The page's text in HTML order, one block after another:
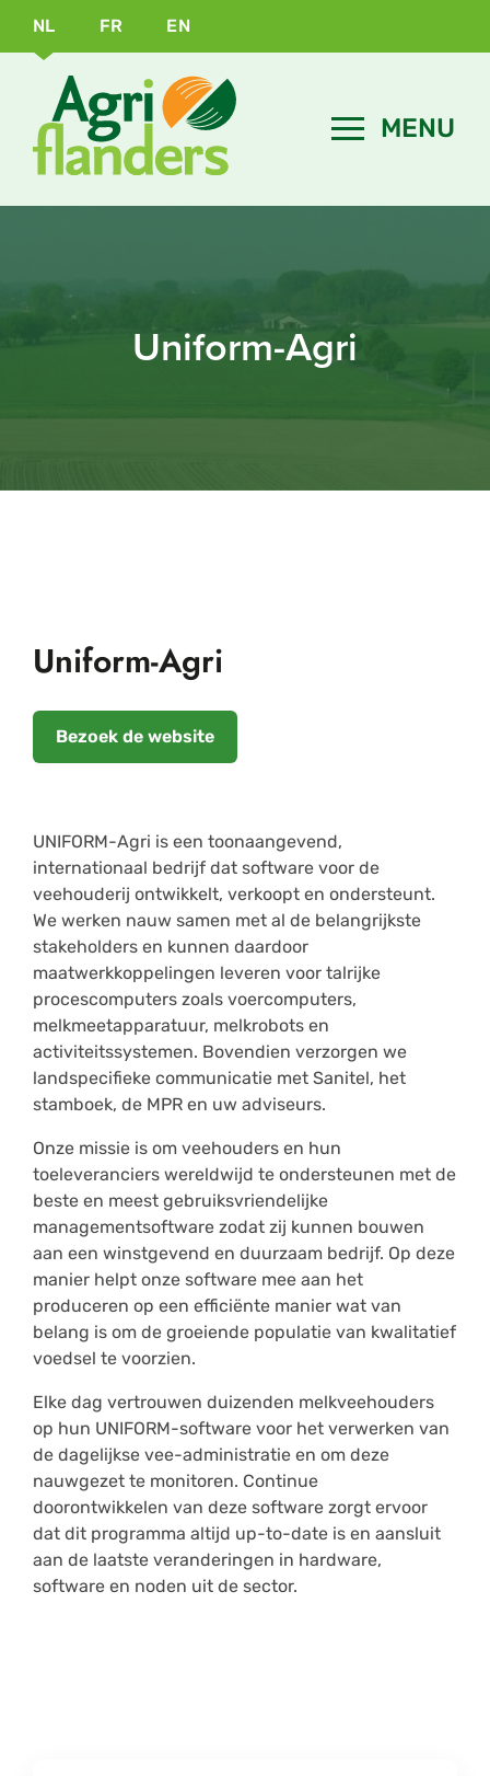
NL FR EN
Uniform-Agri
Uniform-Agri
Bezoek de website
UNIFORM-Agri is een toonaangevend,
internationaal bedrijf dat software voor de
veehouderij ontwikkelt, verkoopt en ondersteunt.
We werken nauw samen met al de belangrijkste
stakeholders en kunnen daardoor
maatwerkkoppelingen leveren voor talrijke
procescomputers zoals voercomputers,
melkmeetapparatuur, melkrobots en
activiteitssystemen. Bovendien verzorgen we
landspecifieke communicatie met Sanitel, het
stamboek, de MPR en uw adviseurs.
Onze missie is om veehouders en hun
toeleveranciers wereldwijd te ondersteunen met de
beste en meest gebruiksvriendelijke
managementsoftware zodat zij kunnen bouwen
aan een winstgevend en duurzaam bedrijf. Op deze
manier helpt onze software mee aan het
produceren op een efficiënte manier wat van
belang is om de groeiende populatie van kwalitatief
voedsel te voorzien.
Elke dag vertrouwen duizenden melkveehouders
op hun UNIFORM-software voor het verwerken van
de dagelijkse vee-administratie en om deze
nauwgezet te monitoren. Continue
doorontwikkelen van deze software zorgt ervoor
dat dit programma altijd up-to-date is en aansluit
aan de laatste veranderingen in hardware,
software en noden uit de sector.